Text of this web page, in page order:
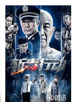
HD国语